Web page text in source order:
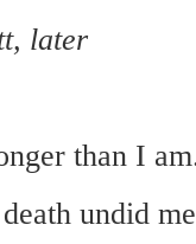
later
than I
undid